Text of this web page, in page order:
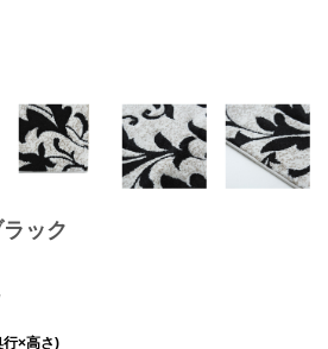
ック
×高さ)